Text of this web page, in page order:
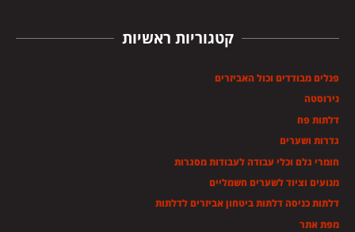
קטגוריות ראשיות
פנלים מבודדים וכול האביזרים
נירוסטה
דלתות פח
גדרות ושערים
חומרי גלם וכלי עבודה לעבודות מסגרות
מנועים וציוד לשערים חשמליים
דלתות כניסה דלתות ביטחון אביזרים לדלתות
מפת אתר